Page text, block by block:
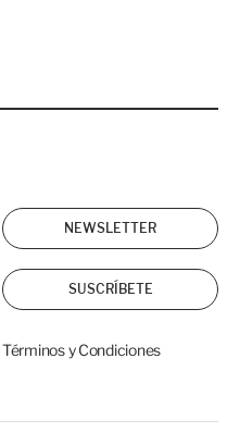
NEWSLETTER
SUSCRÍBETE
Términos y Condiciones